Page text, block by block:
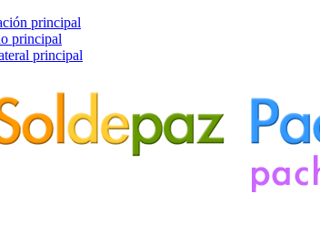
principal
principal
principal